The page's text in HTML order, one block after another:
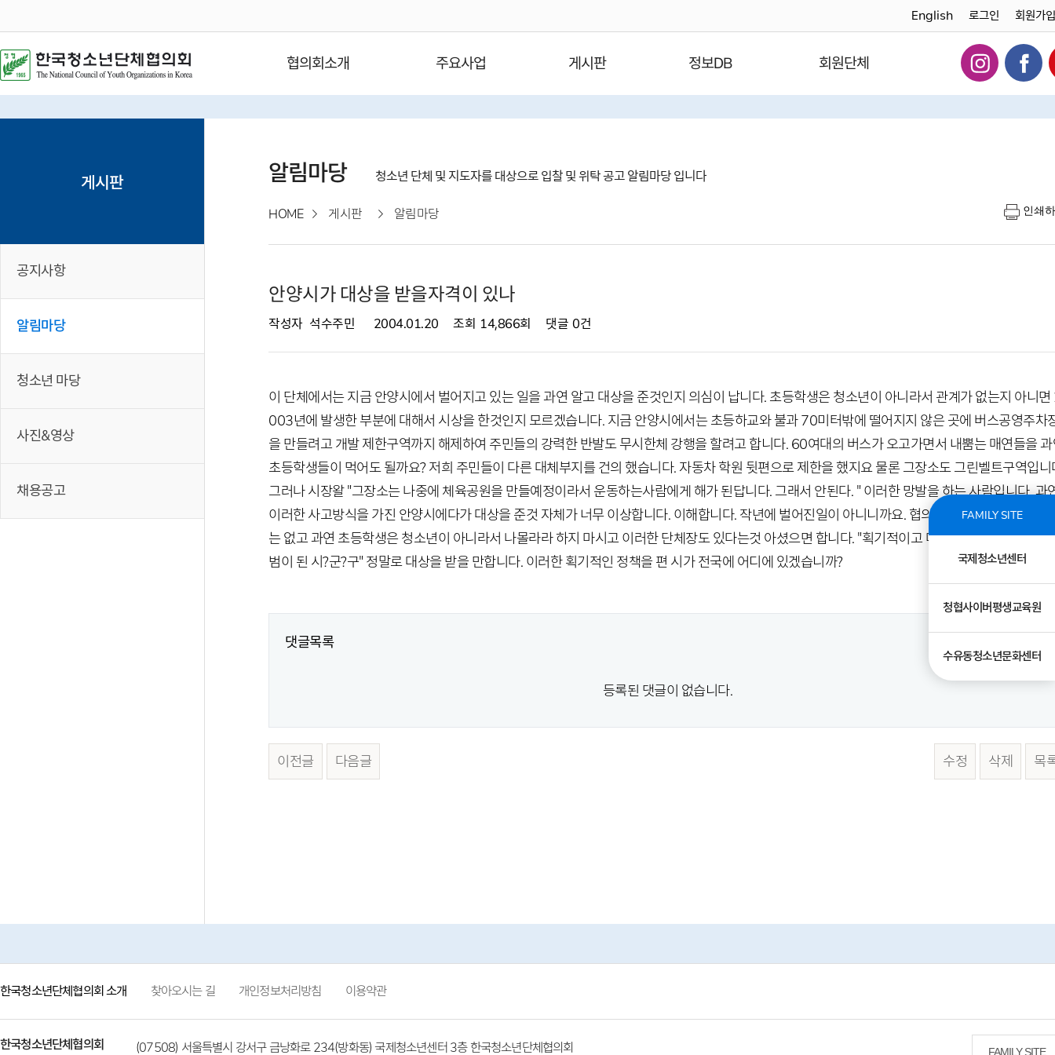
English 로그인 회원가입
협의회소개 주요사업 게시판 정보DB 회원단체
FAMILY SITE
국제청소년센터
청협사이버평생교육원
수유동청소년문화센터
게시판
공지사항
알림마당
청소년 마당
사진&영상
채용공고
알림마당 청소년 단체 및 지도자를 대상으로 입찰 및 위탁 공고 알림마당 입니다
HOME 게시판 알림마당 인쇄
안양시가 대상을 받을자격이 있나
작성자 석수주민 2004.01.20 조회 14,866회 댓글 0건
이 단체에서는 지금 안양시에서 벌어지고 있는 일을 과연 알고 대상을 준것인지 의심이 납니다. 초등학생은 청소년이 아니라서 관계가 없는지 아니면
003년에 발생한 부분에 대해서 시상을 한것인지 모르겠습니다. 지금 안양시에서는 초등하교와 불과 70미터밖에 떨어지지 않은 곳에 버스공영주차
을 만들려고 개발 제한구역까지 해제하여 주민들의 강력한 반발도 무시한체 강행을 할려고 합니다. 60여대의 버스가 오고가면서 내뿜는 매연들을
초등학생들이 먹어도 될까요? 저희 주민들이 다른 대체부지를 건의 했습니다. 자동차 학원 뒷편으로 제한을 했지요 물론 그장소도 그린벨트구역입니
그러나 시장왈 "그장소는 나중에 체육공원을 만들예정이라서 운동하는사람에게 해가 된답니다. 그래서 안된다. " 이러한 망발을 하는 사람입니다. 과
이러한 사고방식을 가진 안양시에다가 대상을 준것 자체가 너무 이상합니다. 이해합니다. 작년에 벌어진일이 아니니까요. 협의회 회장님 상준것 물린
는 없고 과연 초등학생은 청소년이 아니라서 나몰라라 하지 마시고 이러한 단체장도 있다는것 아셨으면 합니다. "획기적이고 다양한 청소년정책으로
범이 된 시?군?구" 정말로 대상을 받을 만합니다. 이러한 획기적인 정책을 편 시가 전국에 어디에 있겠습니까?
댓글목록
등록된 댓글이 없습니다.
이전글 다음글 수정 삭제 목
한국청소년단체협의회 소개 찾아오시는 길 개인정보처리방침 이용약관
FAMILY SITE
한국청소년단체협의회 (07508) 서울특별시 강서구 금낭화로 234(방화동) 국제청소년센터 3층 한국청소년단체협의회